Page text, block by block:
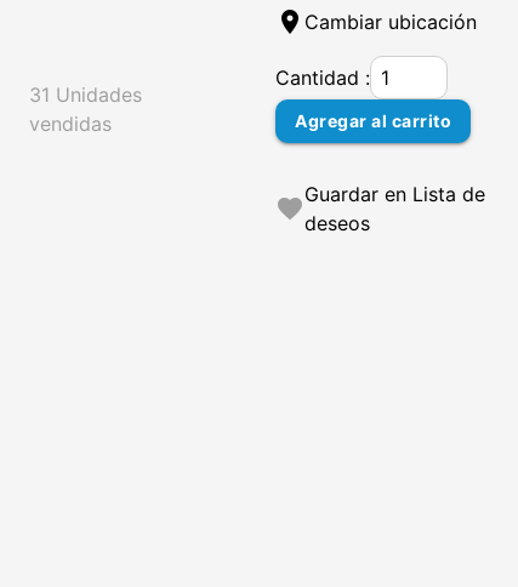
31 Unidades
vendidas
location_on Cambiar ubicación
Cantidad :
Agregar al carrito
favoriteGuardar en Lista de
deseos